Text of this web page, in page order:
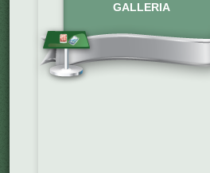
GALLERIA